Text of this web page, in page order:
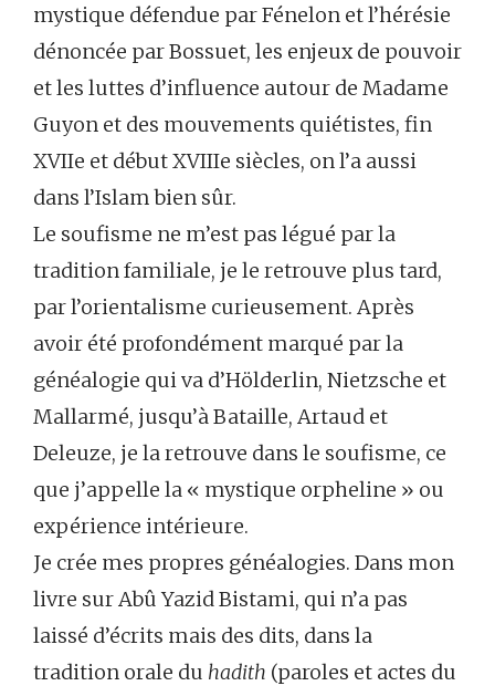
mystique défendue par Fénelon et l’hérésie
dénoncée par Bossuet, les enjeux de pouvoir
et les luttes d’influence autour de Madame
Guyon et des mouvements quiétistes, fin
XVIIe et début XVIIIe siècles, on l’a aussi
dans l’Islam bien sûr.
Le soufisme ne m’est pas légué par la
tradition familiale, je le retrouve plus tard,
par l’orientalisme curieusement. Après
avoir été profondément marqué par la
généalogie qui va d’Hölderlin, Nietzsche et
Mallarmé, jusqu’à Bataille, Artaud et
Deleuze, je la retrouve dans le soufisme, ce
que j’appelle la « mystique orpheline » ou
expérience intérieure.
Je crée mes propres généalogies. Dans mon
livre sur Abû Yazid Bistami, qui n’a pas
laissé d’écrits mais des dits, dans la
tradition orale du hadith (paroles et actes du